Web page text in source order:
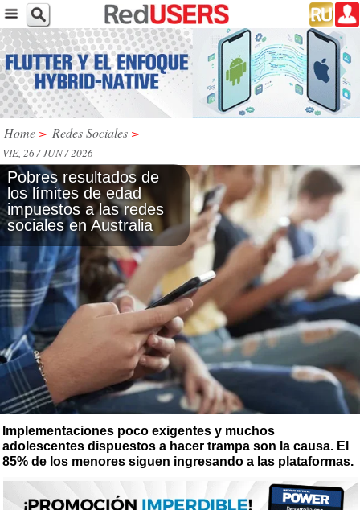
Home > Redes Sociales >
VIE, 26 / JUN / 2026
Pobres resultados de
los límites de edad
impuestos a las redes
sociales en Australia
Implementaciones poco exigentes y muchos
adolescentes dispuestos a hacer trampa son la causa. El
85% de los menores siguen ingresando a las plataformas.